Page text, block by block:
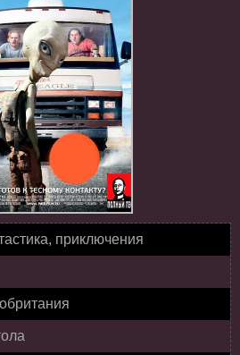
приключения